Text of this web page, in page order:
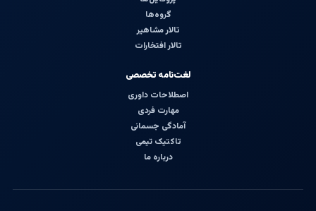
گروه‌ها
تالار مشاهیر
تالار افتخارات
لغت‌نامه تخصصی
اصطلاحات داوری
مهارت فردی
آمادگی جسمانی
تاکتیک تیمی
درباره ما